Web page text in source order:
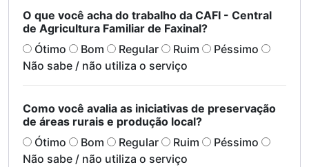
O que você acha do trabalho da CAFI - Central
de Agricultura Familiar de Faxinal?
Ótimo
Bom Regular Ruim
Péssimo
Não sabe / não utiliza o serviço
Como você avalia as iniciativas de preservação
de áreas rurais e produção local?
Ótimo
Bom Regular Ruim
Péssimo
Não sabe / não utiliza o serviço